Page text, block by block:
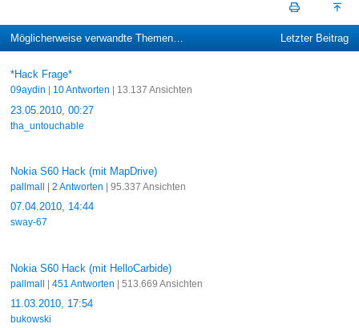
Möglicherweise verwandte Themen… Letzter Beitrag
*Hack Frage*
09aydin 10 Antworten | 13.137 Ansichten
23.05.2010, 00:27
tha_untouchable
Nokia S60 Hack (mit MapDrive)
pallmall 2 Antworten | 95.337 Ansichten
07.04.2010, 14:44
sway-67
Nokia S60 Hack (mit HelloCarbide)
pallmall 451 Antworten | 513.669 Ansichten
11.03.2010, 17:54
bukowski